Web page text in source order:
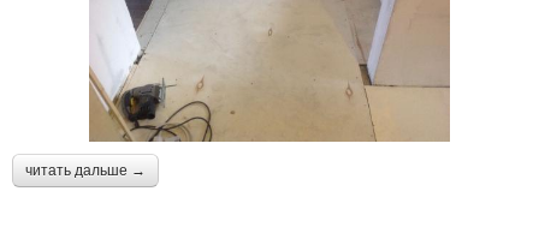
читать дальше →